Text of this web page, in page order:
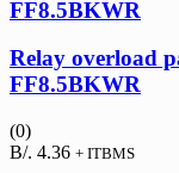
FF8.5BKWR
Relay overload
FF8.5BKWR
(0)
B/. 4.36 + ITBMS